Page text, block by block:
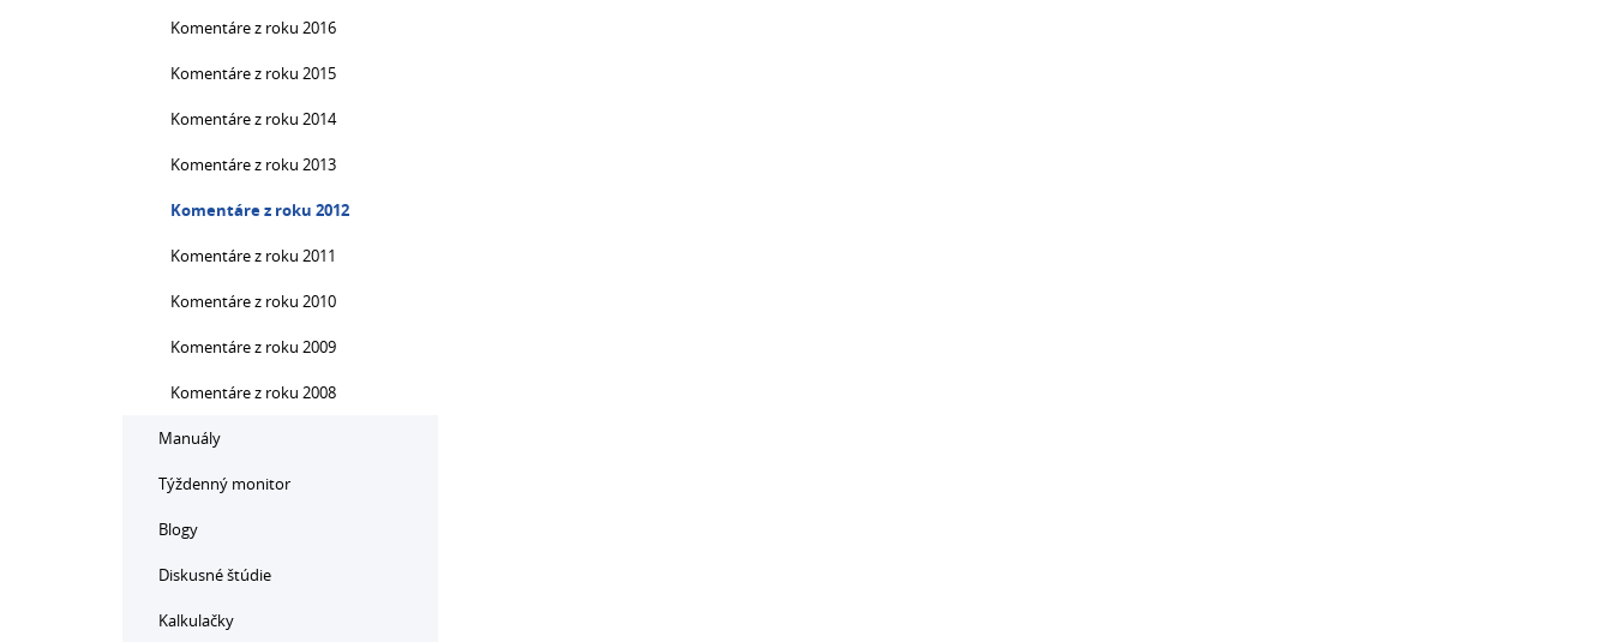
Komentáre z roku 2016
Komentáre z roku 2015
Komentáre z roku 2014
Komentáre z roku 2013
Komentáre z roku 2012
Komentáre z roku 2011
Komentáre z roku 2010
Komentáre z roku 2009
Komentáre z roku 2008
Manuály
Týždenný monitor
Blogy
Diskusné štúdie
Kalkulačky